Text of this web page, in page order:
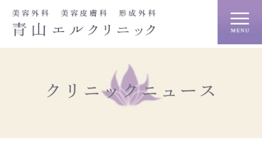
クリニックニュース